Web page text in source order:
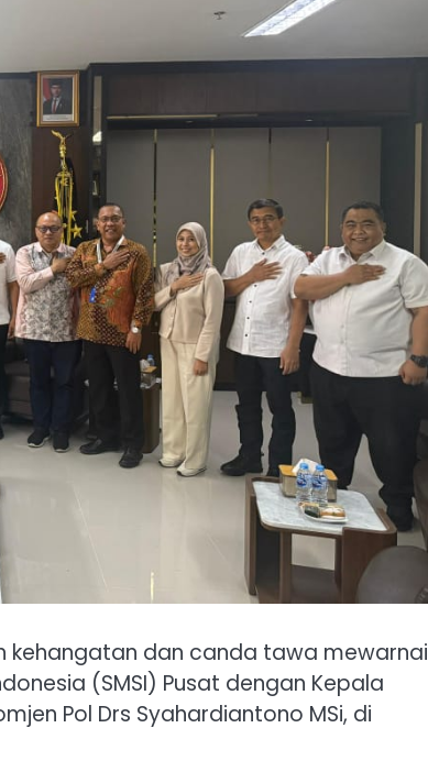
kehangatan dan canda tawa mewarnai
(SMSI) Pusat dengan Kepala
Pol Drs Syahardiantono MSi, di